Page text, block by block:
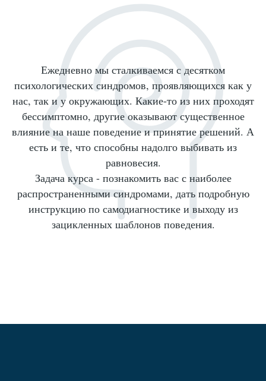
Ежедневно мы сталкиваемся с десятком
психологических синдромов, проявляющихся как у
нас, так и у окружающих. Какие-то из них проходят
бессимптомно, другие оказывают существенное
влияние на наше поведение и принятие решений. А
есть и те, что способны надолго выбивать из
равновесия.
Задача курса - познакомить вас с наиболее
распространенными синдромами, дать подробную
инструкцию по самодиагностике и выходу из
зацикленных шаблонов поведения.